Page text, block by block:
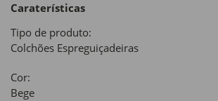
Caraterísticas
Tipo de produto:
Colchões Espreguiçadeiras
Cor:
Bege